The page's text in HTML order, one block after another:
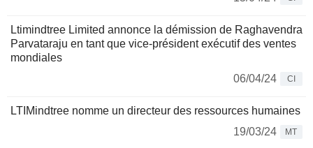
Ltimindtree Limited annonce la démission de Raghavendra
Parvataraju en tant que vice-président exécutif des ventes
mondiales
06/04/24
CI
LTIMindtree nomme un directeur des ressources humaines
19/03/24
MT